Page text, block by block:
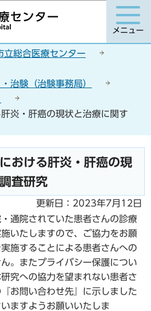
メニュー
立総合医療センター
治験（治験事務局）
炎・肝癌の現状と治療に関す
おける肝炎・肝癌の現
査研究
更新日：2023年7月12日
通院されていた患者さんの診療
いたしますので、ご協力をお願
施することによる患者さんへの
。またプライバシー保護につい
究への協力を望まれない患者さ
お問い合わせ先』に示しました
ますようお願いいたしま